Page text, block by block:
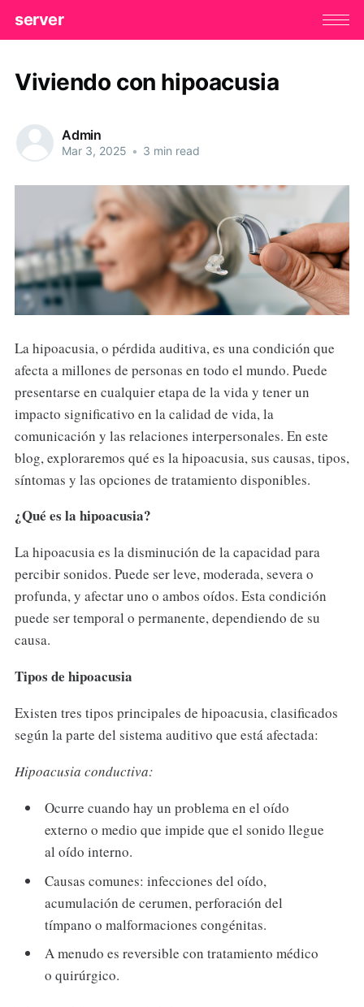
server
Viviendo con hipoacusia
Admin
Mar 3, 2025 • 3 min read
La hipoacusia, o pérdida auditiva, es una condición que
afecta a millones de personas en todo el mundo. Puede
presentarse en cualquier etapa de la vida y tener un
impacto significativo en la calidad de vida, la
comunicación y las relaciones interpersonales. En este
blog, exploraremos qué es la hipoacusia, sus causas, tipos,
síntomas y las opciones de tratamiento disponibles.
¿Qué es la hipoacusia?
La hipoacusia es la disminución de la capacidad para
percibir sonidos. Puede ser leve, moderada, severa o
profunda, y afectar uno o ambos oídos. Esta condición
puede ser temporal o permanente, dependiendo de su
causa.
Tipos de hipoacusia
Existen tres tipos principales de hipoacusia, clasificados
según la parte del sistema auditivo que está afectada:
Hipoacusia conductiva:
Ocurre cuando hay un problema en el oído
externo o medio que impide que el sonido llegue
al oído interno.
Causas comunes: infecciones del oído,
acumulación de cerumen, perforación del
tímpano o malformaciones congénitas.
A menudo es reversible con tratamiento médico
o quirúrgico.